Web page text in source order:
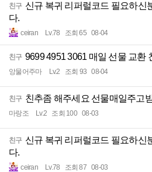
친구 신규 복귀 리퍼럴코드 필요하신
다.
ceiran Lv.78 조회 65 08-04
친구 9699 4951 3061 매일 선물 교환
앙물어주마 Lv.2 조회 93 08-04
친구 친추좀 해주세요 선물매일주고
마랑조 Lv.2 조회 100 08-03
친구 신규 복귀 리퍼럴코드 필요하신
다.
ceiran Lv.78 조회 87 08-03